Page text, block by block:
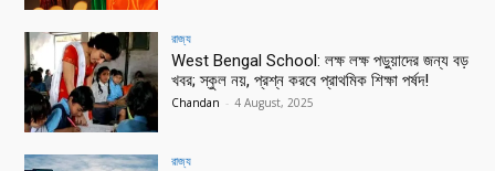
রাজ্য
West Bengal School: লক্ষ লক্ষ পড়ুয়াদের জন্য বড়
খবর; স্কুল নয়, প্রশ্ন করবে প্রাথমিক শিক্ষা পর্ষদ!
Chandan - 4 August, 2025
রাজ্য